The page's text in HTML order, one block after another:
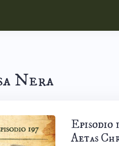
Nera
Episodio
Aetas